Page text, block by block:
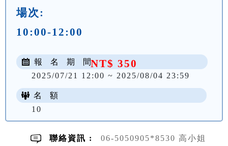
場次:
10:00-12:00
NT$ 350
報 名 期 間
2025/07/21 12:00 ~ 2025/08/04 23:59
名 額
10
聯絡資訊 : 06-5050905*8530 高小姐